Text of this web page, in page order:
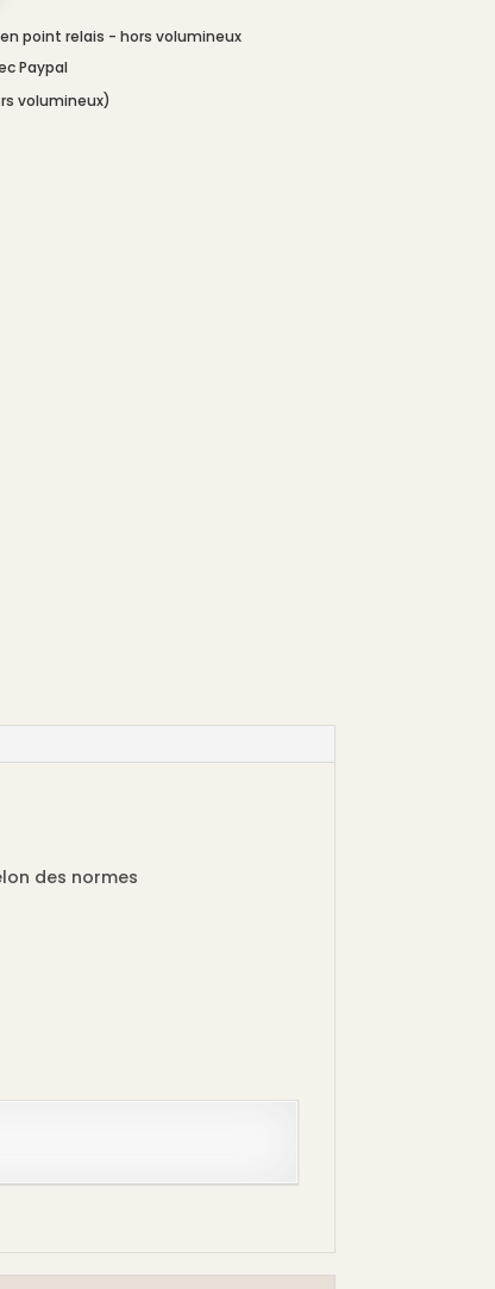
point relais - hors volumineux
Paypal
volumineux)
des normes